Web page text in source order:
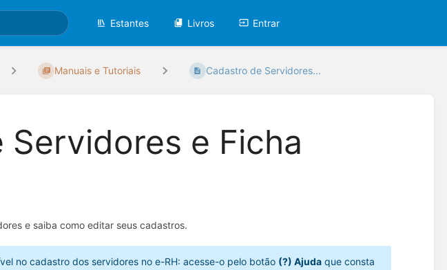
Estantes Livros Entrar
Manuais e Tutoriais Cadastro de Servidores...
e Ficha
e saiba como editar seus cadastros.
no cadastro dos servidores no e-RH: acesse-o pelo botão (?) Ajuda que consta